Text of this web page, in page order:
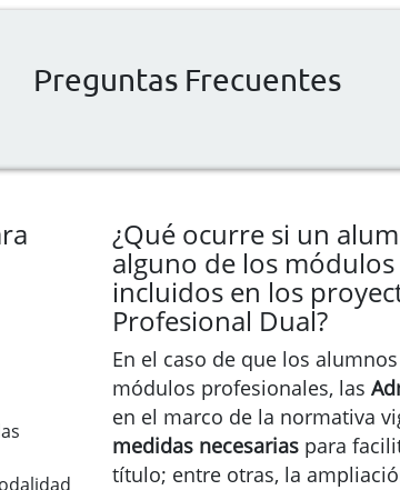
Preguntas Frecuentes
¿Qué ocurre si un
alguno de los
incluidos en los
Profesional Dual?
En el caso de que los
módulos profesionales, las
en el marco de la normativa
medidas necesarias para
título; entre otras, la